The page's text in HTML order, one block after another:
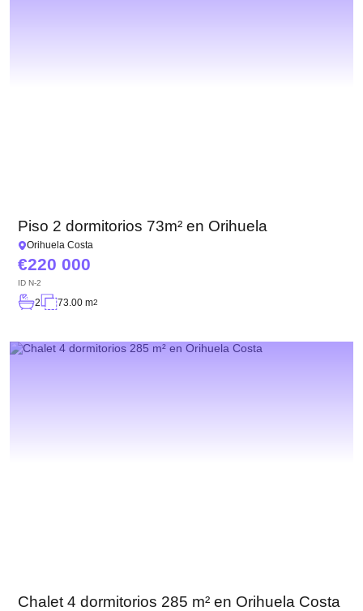
Piso 2 dormitorios 73m² en Orihuela
Orihuela Costa
220 000
ID N-2
2 73.00 m2
Chalet 4 dormitorios 285 m² en Orihuela Costa